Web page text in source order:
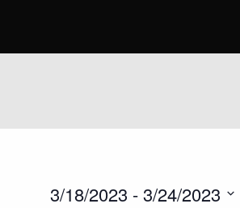
3/18/2023 - 3/24/2023